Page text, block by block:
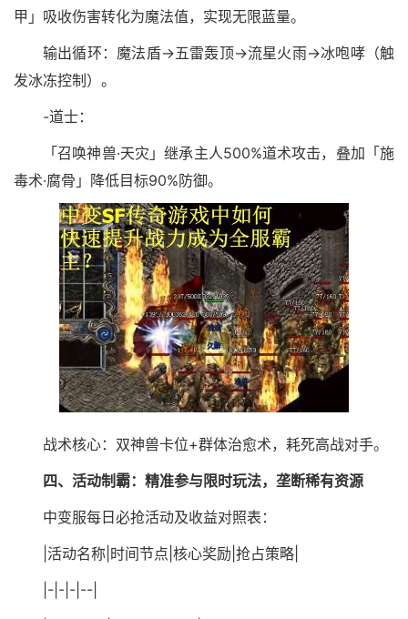
甲」吸收伤害转化为魔法值，实现无限蓝量。
输出循环：魔法盾→五雷轰顶→流星火雨→冰咆哮（触
发冰冻控制）。
-道士：
「召唤神兽·天灾」继承主人500%道术攻击，叠加「施
毒术·腐骨」降低目标90%防御。
战术核心：双神兽卡位+群体治愈术，耗死高战对手。
四、活动制霸：精准参与限时玩法，垄断稀有资源
中变服每日必抢活动及收益对照表：
|活动名称|时间节点|核心奖励|抢占策略|
|-|-|-|--|